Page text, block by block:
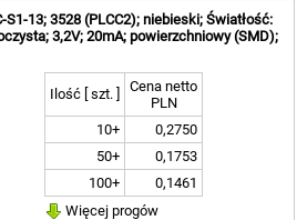
S1-13; 3528 (PLCC2); niebieski; Światłość:
3,2V; 20mA; powierzchniowy (SMD);
Ilość [ szt. ]
Cena netto
PLN
10+
0,2750
50+
0,1753
100+
0,1461
Więcej progów